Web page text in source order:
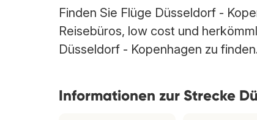
Finden Sie Flüge Düsseldorf -
Reisebüros, low cost und
Düsseldorf - Kopenhagen zu
Informationen zur Strecke